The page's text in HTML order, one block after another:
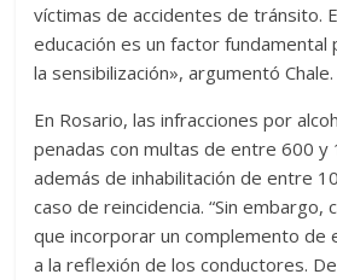
víctimas de accidentes de tránsito.
educación es un factor fundamental
la sensibilización», argumentó Chale.
En Rosario, las infracciones por
penadas con multas de entre 600 y
además de inhabilitación de entre
caso de reincidencia. “Sin embargo,
que incorporar un complemento de
a la reflexión de los conductores.